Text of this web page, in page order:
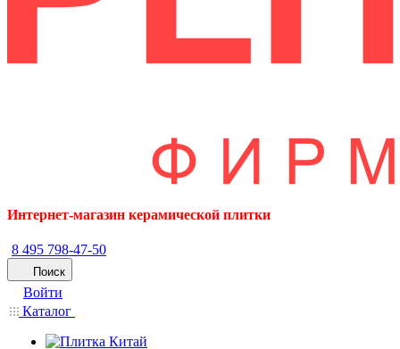
Интернет-магазин керамической плитки
8 495 798-47-50
Поиск
Войти
Каталог